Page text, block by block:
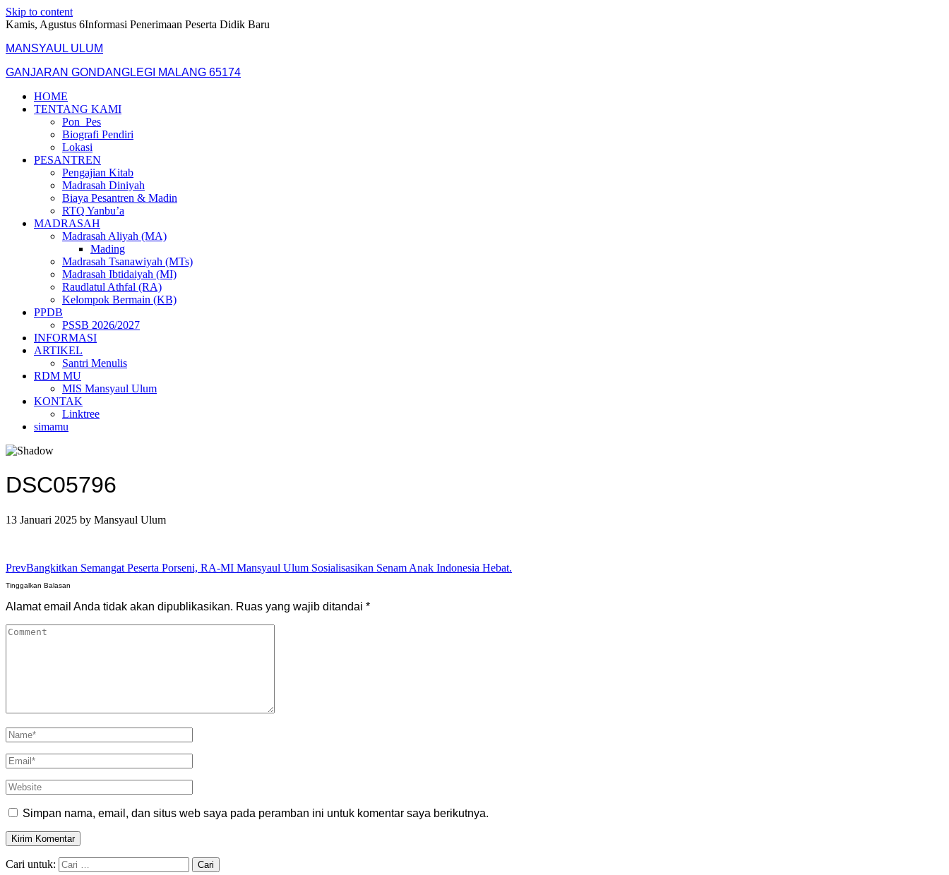
Skip to content
Kamis, Agustus 6Informasi Penerimaan Peserta Didik Baru
MANSYAUL ULUM
GANJARAN GONDANGLEGI MALANG 65174
HOME
TENTANG KAMI
Pon_Pes
Biografi Pendiri
Lokasi
PESANTREN
Pengajian Kitab
Madrasah Diniyah
Biaya Pesantren & Madin
RTQ Yanbu’a
MADRASAH
Madrasah Aliyah (MA)
Mading
Madrasah Tsanawiyah (MTs)
Madrasah Ibtidaiyah (MI)
Raudlatul Athfal (RA)
Kelompok Bermain (KB)
PPDB
PSSB 2026/2027
INFORMASI
ARTIKEL
Santri Menulis
RDM MU
MIS Mansyaul Ulum
KONTAK
Linktree
simamu
DSC05796
13 Januari 2025 by Mansyaul Ulum
PrevBangkitkan Semangat Peserta Porseni, RA-MI Mansyaul Ulum Sosialisasikan Senam Anak Indonesia Hebat.
Tinggalkan Balasan
Alamat email Anda tidak akan dipublikasikan. Ruas yang wajib ditandai *
Simpan nama, email, dan situs web saya pada peramban ini untuk komentar saya berikutnya.
Cari untuk: